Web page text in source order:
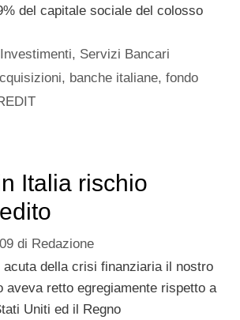
del capitale sociale del colosso
Investimenti, Servizi Bancari
, banche italiane,fondo
Italia rischio
di Redazione
acuta della crisi finanziaria il nostro
aveva retto egregiamente rispetto a
Uniti ed il Regno